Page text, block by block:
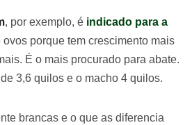
, por exemplo, é indicado para a
ovos porque tem crescimento mais
É o mais procurado para abate.
3,6 quilos e o macho 4 quilos.
brancas e o que as diferencia